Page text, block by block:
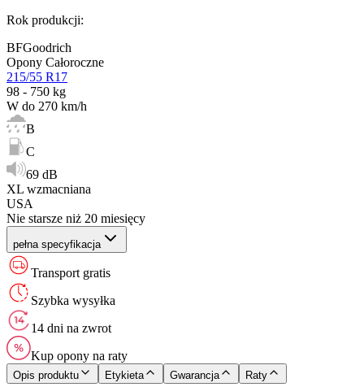
Rok produkcji:
BFGoodrich
Opony Całoroczne
215/55 R17
98 - 750 kg
W do 270 km/h
B
C
69 dB
XL wzmacniana
USA
Nie starsze niż 20 miesięcy
pełna specyfikacja
Transport gratis
Szybka wysyłka
14 dni na zwrot
Kup opony na raty
Opis produktu Etykieta Gwarancja Raty